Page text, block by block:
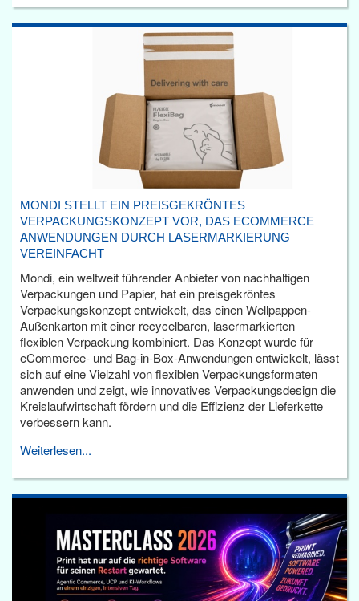
MONDI STELLT EIN PREISGEKRÖNTES
VERPACKUNGSKONZEPT VOR, DAS ECOMMERCE
ANWENDUNGEN DURCH LASERMARKIERUNG
VEREINFACHT
Mondi, ein weltweit führender Anbieter von nachhaltigen
Verpackungen und Papier, hat ein preisgekröntes
Verpackungskonzept entwickelt, das einen Wellpappen-
Außenkarton mit einer recycelbaren, lasermarkierten
flexiblen Verpackung kombiniert. Das Konzept wurde für
eCommerce- und Bag-in-Box-Anwendungen entwickelt, lässt
sich auf eine Vielzahl von flexiblen Verpackungsformaten
anwenden und zeigt, wie innovatives Verpackungsdesign die
Kreislaufwirtschaft fördern und die Effizienz der Lieferkette
verbessern kann.
Weiterlesen...